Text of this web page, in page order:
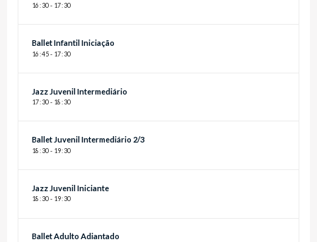
16:30 - 17:30
Ballet Infantil Iniciação
16:45 - 17:30
Jazz Juvenil Intermediário
17:30 - 18:30
Ballet Juvenil Intermediário 2/3
18:30 - 19:30
Jazz Juvenil Iniciante
18:30 - 19:30
Ballet Adulto Adiantado